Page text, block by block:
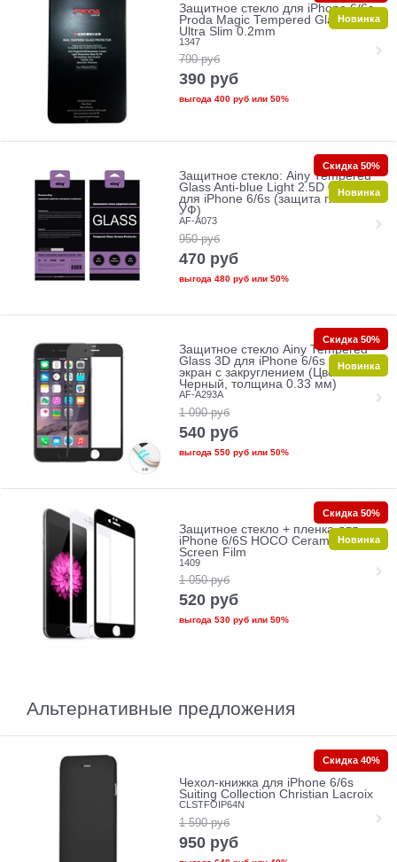
Защитное стекло для iPhone 6/6s
Proda Magic Tempered Glass 2.5D
Ultra Slim 0.2mm
1347
790 руб
390 руб
выгода 400 рубили 50%
Новинка
Защитное стекло: Ainy Tempered
Glass Anti-blue Light 2.5D 0.33mm
для iPhone 6/6s (защита глаз от
УФ)
AF-A073
950 руб
470 руб
выгода 480 рубили 50%
Скидка 50%
Новинка
Защитное стекло Ainy Tempered
Glass 3D для iPhone 6/6s на весь
экран с закруглением (Цвет:
Черный, толщина 0.33 мм)
AF-A293A
1 090 руб
540 руб
выгода 550 рубили 50%
Скидка 50%
Новинка
Защитное стекло + пленка для
iPhone 6/6S HOCO Ceramic Glass
Screen Film
1409
1 050 руб
520 руб
выгода 530 рубили 50%
Скидка 50%
Новинка
Альтернативные предложения
Чехол-книжка для iPhone 6/6s
Suiting Collection Christian Lacroix
CLSTFOIP64N
1 590 руб
950 руб
Скидка 40%